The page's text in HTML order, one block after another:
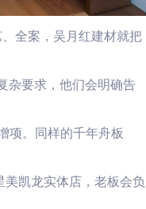
全案，吴月红建材就把
杂要求，他们会明确告
项。同样的千年舟板
凯龙实体店，老板会负